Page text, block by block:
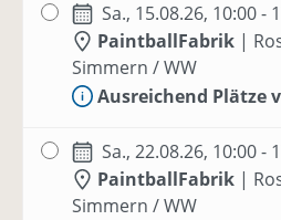
Sa., 15.08.26, 10:00 -
PaintballFabrik |
Simmern / WW
Ausreichend Plätze
Sa., 22.08.26, 10:00 -
PaintballFabrik |
Simmern / WW